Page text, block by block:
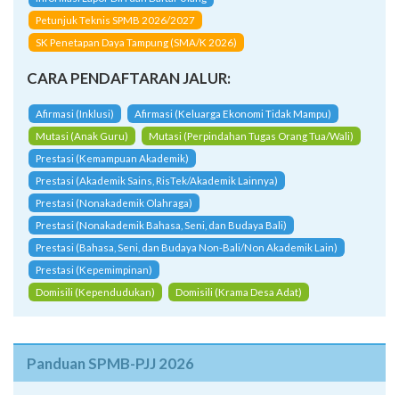
Petunjuk Teknis SPMB 2026/2027
SK Penetapan Daya Tampung (SMA/K 2026)
CARA PENDAFTARAN JALUR:
Afirmasi (Inklusi)
Afirmasi (Keluarga Ekonomi Tidak Mampu)
Mutasi (Anak Guru)
Mutasi (Perpindahan Tugas Orang Tua/Wali)
Prestasi (Kemampuan Akademik)
Prestasi (Akademik Sains, RisTek/Akademik Lainnya)
Prestasi (Nonakademik Olahraga)
Prestasi (Nonakademik Bahasa, Seni, dan Budaya Bali)
Prestasi (Bahasa, Seni, dan Budaya Non-Bali/Non Akademik Lain)
Prestasi (Kepemimpinan)
Domisili (Kependudukan)
Domisili (Krama Desa Adat)
Panduan SPMB-PJJ 2026